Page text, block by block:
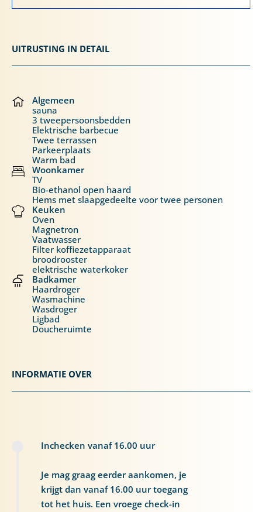
UITRUSTING IN DETAIL
Algemeen
sauna
3 tweepersoonsbedden
Elektrische barbecue
Twee terrassen
Parkeerplaats
Warm bad
Woonkamer
TV
Bio-ethanol open haard
Hems met slaapgedeelte voor twee personen
Keuken
Oven
Magnetron
Vaatwasser
Filter koffiezetapparaat
broodrooster
elektrische waterkoker
Badkamer
Haardroger
Wasmachine
Wasdroger
Ligbad
Doucheruimte
INFORMATIE OVER
Inchecken vanaf 16.00 uur
Je mag graag eerder aankomen, je
krijgt dan vanaf 16.00 uur toegang
tot het huis. Een vroege check-in